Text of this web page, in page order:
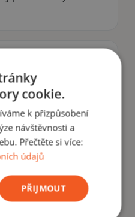
v regionu.
třech zemích a
• armytex.sk
Polsko• (plán)
cookie.
k přizpůsobení
návštěvnosti a
Přečtěte si více:
údajů
PŘIJMOUT